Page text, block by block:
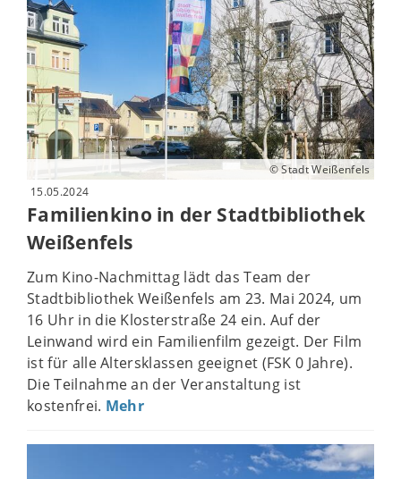
© Stadt Weißenfels
15.05.2024
Familienkino in der Stadtbibliothek
Weißenfels
Zum Kino-Nachmittag lädt das Team der
Stadtbibliothek Weißenfels am 23. Mai 2024, um
16 Uhr in die Klosterstraße 24 ein. Auf der
Leinwand wird ein Familienfilm gezeigt. Der Film
ist für alle Altersklassen geeignet (FSK 0 Jahre).
Die Teilnahme an der Veranstaltung ist
kostenfrei. Mehr